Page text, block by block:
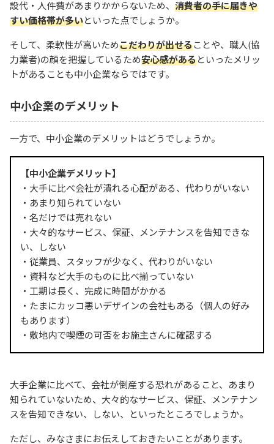
設代・人件費があまりかからないため、 消費者の手に届きや
すい価格帯が多いといった点でしょうか。
そして、柔軟性が高いためこだわりが出せることや、職人(協
力業者)の顔を把握しているため安心感があるといったメリッ
トがあることも中小企業ならではです。
中小企業のデメリット
一方で、中小企業のデメリットはどうでしょうか。
【中小企業デメリット】
・大手に比べ会社が潰れる心配がある、代わりがいない
・あまり知られていない
・名だけでは売れない
・大々的なサービス、保証、メンテナンスを告知できな
い、しない
・従業員、スタッフが少なく、代わりがいない
・資料など大手のものに比べ揃っていない
・工期は長く、完成に時間がかかる
・たまにカッコ悪いデザインの会社もある（個人の好み
もあります）
・敷地内で喫煙の可否をお施主さんに確認する
大手企業に比べて、会社が倒産する恐れがあること、あまり
知られていないため、大々的なサービス、保証、メンテナン
スを告知できない、しない、といったところでしょうか。
ただし、みなさまにお伝えしておきたいことがあります。